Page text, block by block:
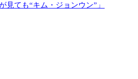
見ても“キム・ジョンウン”」